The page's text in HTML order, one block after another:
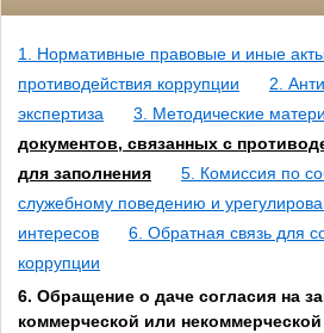
1. Нормативные правовые и иные
противодействия коррупции
2.
экспертиза
3. Методические
документов, связанных с
для заполнения
5. Комиссия по
служебному поведению и
интересов
6. Обратная связь для
коррупции
6. Обращение о даче согласия на
коммерческой или